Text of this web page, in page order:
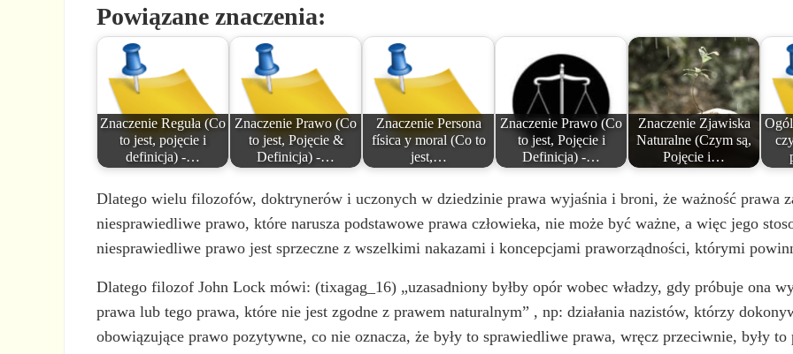
Powiązane znaczenia:
Znaczenie Reguła (Co
to jest, pojęcie i
definicja) -…
Znaczenie Prawo (Co
to jest, Pojęcie &
Definicja) -…
Znaczenie Persona
física y moral (Co to
jest,…
Znaczenie Prawo (Co
to jest, Pojęcie i
Definicja) -…
Znaczenie Zjawiska
Naturalne (Czym są,
Pojęcie i…
Dlatego wielu filozofów, doktrynerów i uczonych w dziedzinie prawa wyjaśnia i broni, że ważność prawa
niesprawiedliwe prawo, które narusza podstawowe prawa człowieka, nie może być ważne, a więc jego
niesprawiedliwe prawo jest sprzeczne z wszelkimi nakazami i koncepcjami praworządności, którymi
Dlatego filozof John Lock mówi: (tixagag_16) „uzasadniony byłby opór wobec władzy, gdy próbuje ona
prawa lub tego prawa, które nie jest zgodne z prawem naturalnym” , np: działania nazistów, którzy
obowiązujące prawo pozytywne, co nie oznacza, że były to sprawiedliwe prawa, wręcz przeciwnie, były